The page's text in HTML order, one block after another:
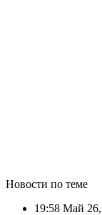
Новости по теме
19:58 Май 26,